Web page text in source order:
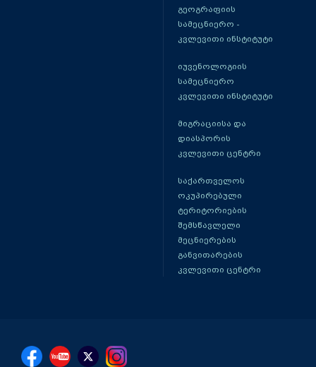
გეოგრაფიის
სამეცნიერო -
კვლევითი ინსტიტუტი
იუვენოლოგიის
სამეცნიერო
კვლევითი ინსტიტუტი
მიგრაციისა და
დიასპორის
კვლევითი ცენტრი
საქართველოს
ოკუპირებული
ტერიტორიების
შემსწავლელი
მეცნიერების
განვითარების
კვლევითი ცენტრი